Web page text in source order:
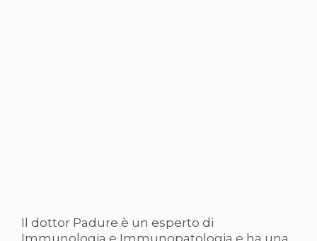
Il dottor Padure è un esperto di